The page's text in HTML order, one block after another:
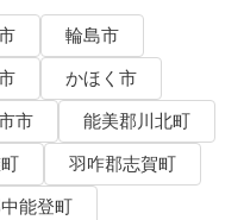
輪島市
かほく市
市
能美郡川北町
羽咋郡志賀町
能登町